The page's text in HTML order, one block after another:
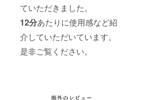
ていただきました。
12分あたりに使用感など紹
介していただいています。
是非ご覧ください。